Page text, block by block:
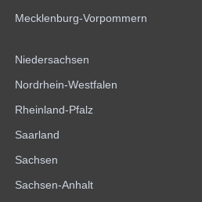
Mecklenburg-Vorpommern
Niedersachsen
Nordrhein-Westfalen
Rheinland-Pfalz
Saarland
Sachsen
Sachsen-Anhalt